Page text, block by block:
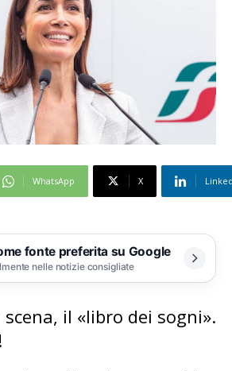
WhatsApp X
fonte preferita su Google
nelle notizie consigliate
il «libro dei sogni».